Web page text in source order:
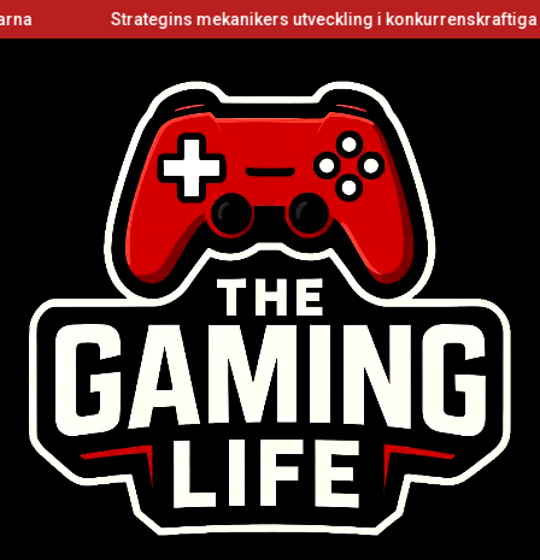
Strategins mekanikers utveckling i konkurrenskraftiga